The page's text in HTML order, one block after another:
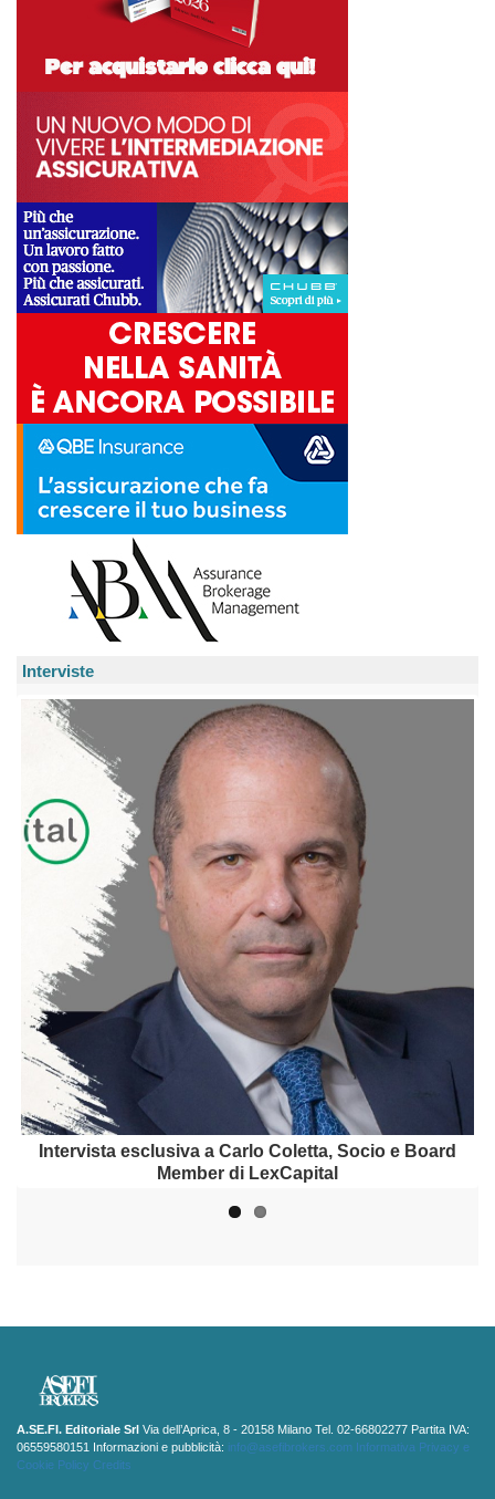
Interviste
Intervista esclusiva a Carlo Coletta, Socio e Board
Member di LexCapital
Intervista a Daniele Dolci, Partner di SABSEG Broker
A.SE.FI. Editoriale Srl Via dell’Aprica, 8 - 20158 Milano Tel. 02-66802277 Partita IVA:
06559580151 Informazioni e pubblicità: info@asefibrokers.com
Informativa Privacy e
Cookie Policy Credits